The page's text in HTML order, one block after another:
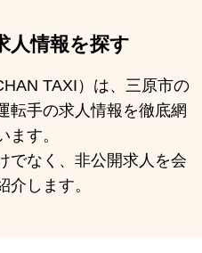
人情報を探す
TAXI）は、三原市の
転手の求人情報を徹底網
ます。
でなく、非公開求人を会
介します。